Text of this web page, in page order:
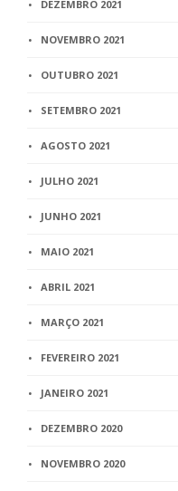
DEZEMBRO 2021
NOVEMBRO 2021
OUTUBRO 2021
SETEMBRO 2021
AGOSTO 2021
JULHO 2021
JUNHO 2021
MAIO 2021
ABRIL 2021
MARÇO 2021
FEVEREIRO 2021
JANEIRO 2021
DEZEMBRO 2020
NOVEMBRO 2020